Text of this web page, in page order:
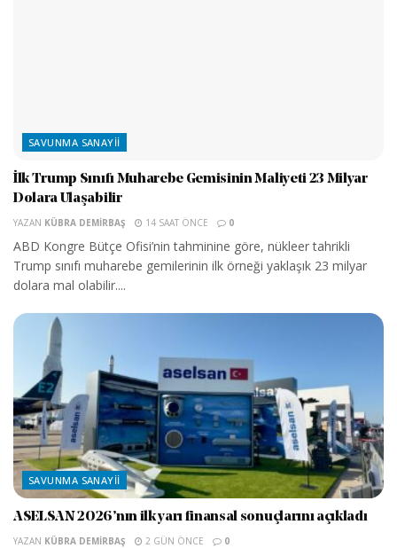
SAVUNMA SANAYII
İlk Trump Sınıfı Muharebe Gemisinin Maliyeti 23 Milyar
Dolara Ulaşabilir
YAZAN KÜBRA DEMIRBAŞ 14 SAAT ÖNCE 0
ABD Kongre Bütçe Ofisi’nin tahminine göre, nükleer tahrikli
Trump sınıfı muharebe gemilerinin ilk örneği yaklaşık 23 milyar
dolara mal olabilir....
SAVUNMA SANAYII
ASELSAN 2026’nın ilk yarı finansal sonuçlarını açıkladı
YAZAN KÜBRA DEMIRBAŞ 2 GÜN ÖNCE 0